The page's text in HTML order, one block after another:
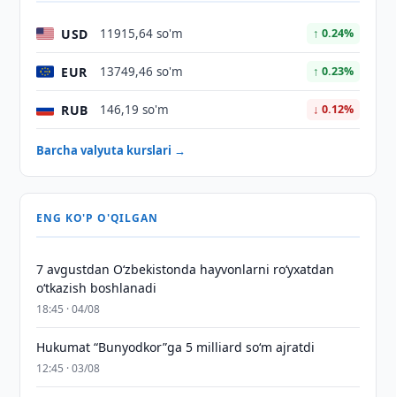
USD 11915,64 so'm ↑ 0.24%
EUR 13749,46 so'm ↑ 0.23%
RUB 146,19 so'm ↓ 0.12%
Barcha valyuta kurslari →
ENG KO'P O'QILGAN
7 avgustdan O‘zbekistonda hayvonlarni ro‘yxatdan
o‘tkazish boshlanadi
18:45 · 04/08
Hukumat “Bunyodkor”ga 5 milliard so‘m ajratdi
12:45 · 03/08